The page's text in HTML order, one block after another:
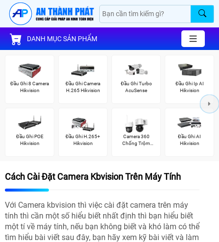
DANH MỤC SẢN PHẨM
Đầu Ghi 8 Camera
Hikvision
Đầu Ghi Camera
H.265 Hikvision
Đầu Ghi Turbo
AcuSense
Đầu Ghi Ip AI
Hikvision
Đầu Ghi POE
Hikvision
Đầu Ghi H.265+
Hikvision
Camera 360
Chống Trộm
Đầu Ghi AI
Hikvision
Cách Cài Đặt Camera Kbvision Trên Máy Tính
Với Camera kbvision thì việc cài đặt camera trên máy
tính thì cần một số hiểu biết nhất định thì bạn hiểu biết
một tí về máy tính, nếu bạn không biết và khó làm có thể
tìm hiểu bài viết sau đây, bạn hãy xem kỹ bài viết và làm